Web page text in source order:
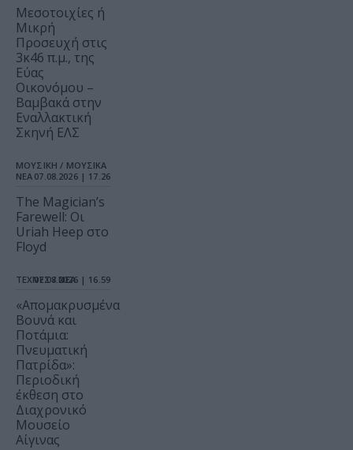
Μεσοτοιχίες ή
Μικρή
Προσευχή στις
3κ46 π.μ., της
Εύας
Οικονόμου –
Βαμβακά στην
Εναλλακτική
Σκηνή ΕΛΣ
ΜΟΥΣΙΚΗ / ΜΟΥΣΙΚΑ
ΝΕΑ 07.08.2026 | 17.26
The Magician’s
Farewell: Οι
Uriah Heep στο
Floyd
ΤΕΧΝΕΣ / ΝΕΑ
07.08.2026 | 16.59
«Απομακρυσμένα
Βουνά και
Ποτάμια:
Πνευματική
Πατρίδα»:
Περιοδική
έκθεση στο
Διαχρονικό
Μουσείο
Αίγινας